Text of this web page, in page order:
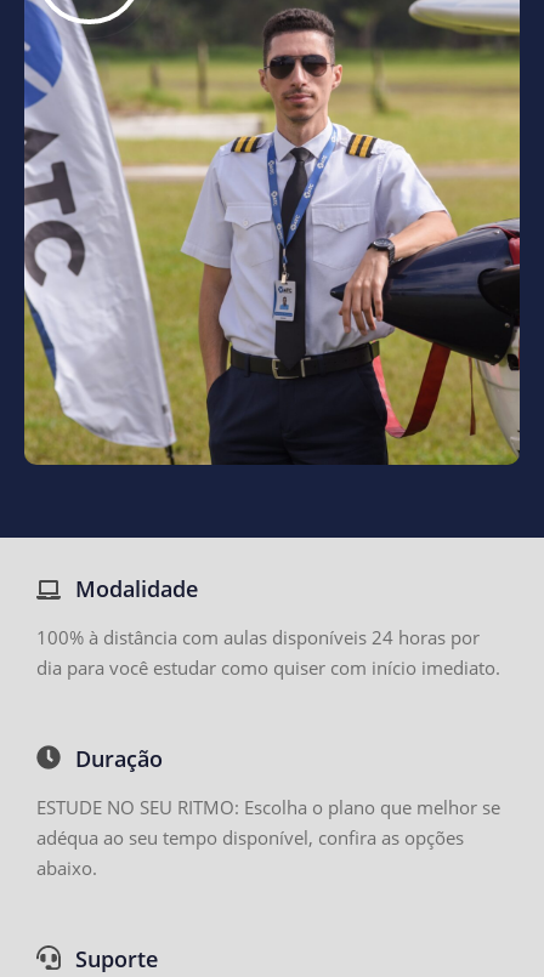
Modalidade
100% à distância com aulas disponíveis 24 horas por
dia para você estudar como quiser com início imediato.
Duração
ESTUDE NO SEU RITMO: Escolha o plano que melhor se
adéqua ao seu tempo disponível, confira as opções
abaixo.
Suporte